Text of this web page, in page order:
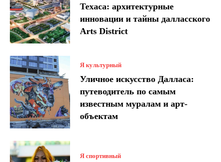
Техаса: архитектурные
инновации и тайны далласского
Arts District
Я культурный
Уличное искусство Далласа:
путеводитель по самым
известным муралам и арт-
объектам
Я спортивный